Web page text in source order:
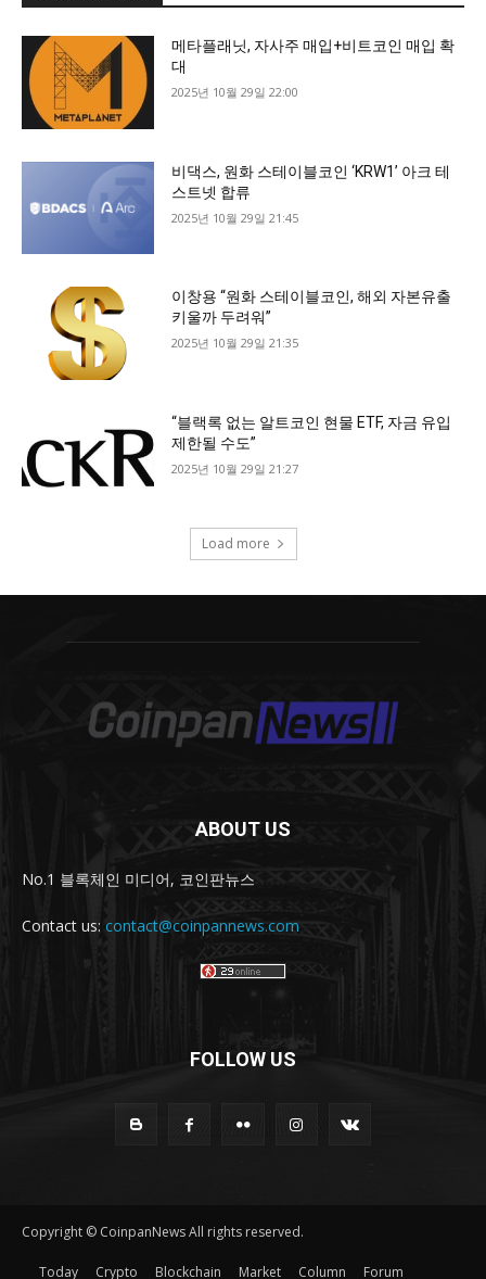
ABOUT US
No.1 블록체인 미디어, 코인판뉴스
Contact us: contact@coinpannews.com
FOLLOW US
Copyright © CoinpanNews All rights reserved.
Today Crypto Blockchain Market Column Forum